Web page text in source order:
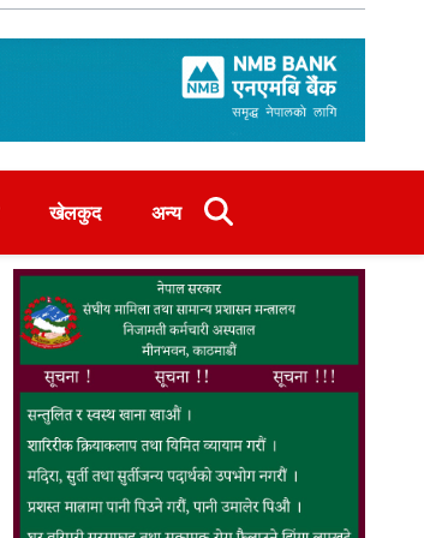
खेलकुद अन्य